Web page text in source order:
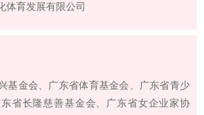
体育发展有限公司
基金会、广东省体育基金会、广东省青少
省长隆慈善基金会、广东省女企业家协